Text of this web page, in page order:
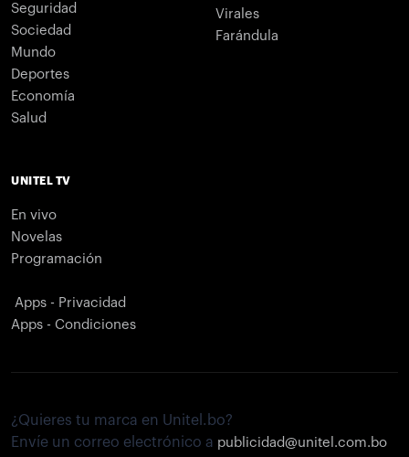
Seguridad
Sociedad
Mundo
Deportes
Economía
Salud
Virales
Farándula
UNITEL TV
En vivo
Novelas
Programación
Apps - Privacidad
Apps - Condiciones
¿Quieres tu marca en Unitel.bo?
Envíe un correo electrónico a publicidad@unitel.com.bo